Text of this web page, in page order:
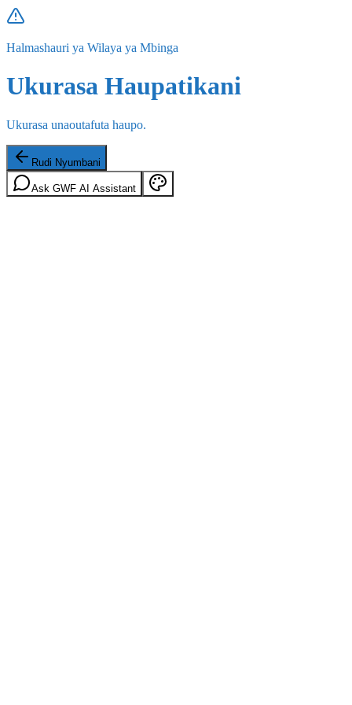
Halmashauri ya Wilaya ya Mbinga
Ukurasa Haupatikani
Ukurasa unaoutafuta haupo.
Rudi Nyumbani
Ask GWF AI Assistant